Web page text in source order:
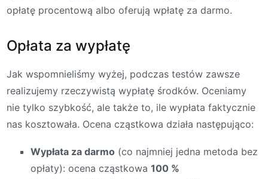
opłatę procentową albo oferują wpłatę za darmo.
Opłata za wypłatę
Jak wspomnieliśmy wyżej, podczas testów zawsze
realizujemy rzeczywistą wypłatę środków. Oceniamy
nie tylko szybkość, ale także to, ile wypłata faktycznie
nas kosztowała. Ocena cząstkowa działa następująco:
Wypłata za darmo (co najmniej jedna metoda bez
opłaty): ocena cząstkowa 100 %